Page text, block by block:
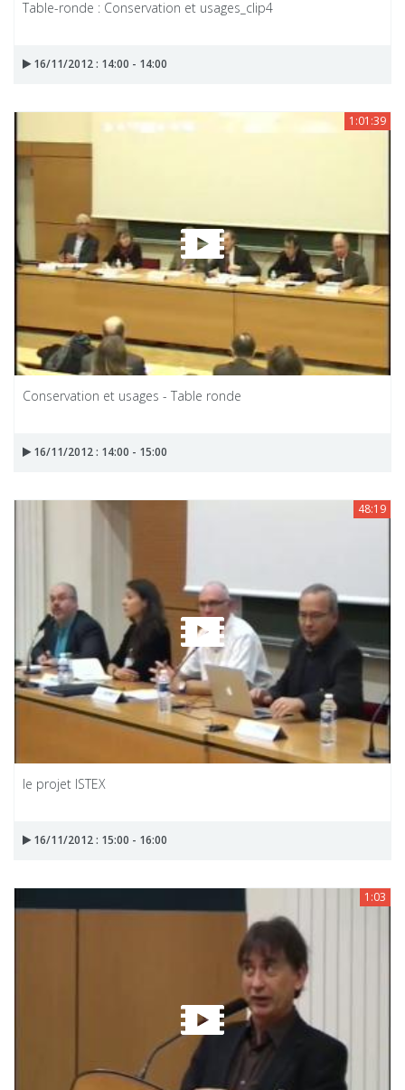
Table-ronde : Conservation et usages_clip4
16/11/2012 : 14:00 - 14:00
1:01:39
Conservation et usages - Table ronde
16/11/2012 : 14:00 - 15:00
48:19
le projet ISTEX
16/11/2012 : 15:00 - 16:00
1:03